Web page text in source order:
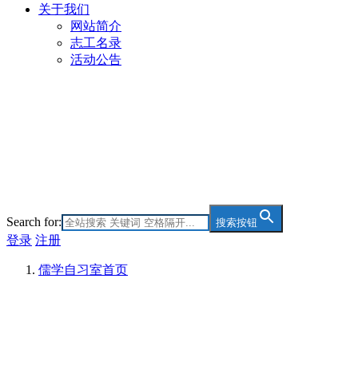
关于我们
网站简介
志工名录
活动公告
Search for: 搜索按钮
登录 注册
儒学自习室首页